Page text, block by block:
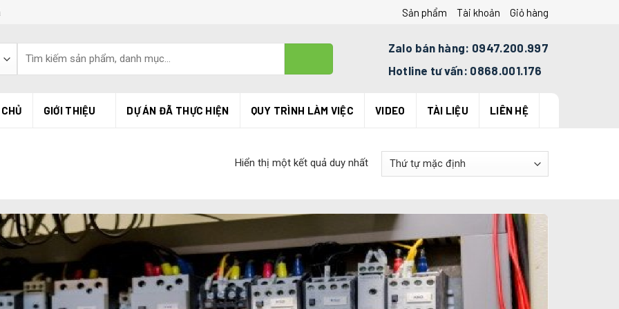
Sản phẩm Tài khoản Giỏ hàng
Zalo bán hàng: 0947.200.997
Hotline tư vấn: 0868.001.176
GIỚI THIỆU DỰ ÁN ĐÃ THỰC HIỆN QUY TRÌNH LÀM VIỆC VIDEO TÀI LIỆU LIÊN HỆ
Hiển thị một kết quả duy nhất